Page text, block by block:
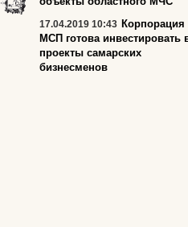
17.04.2019 10:43 Корпорация
МСП готова инвестировать
проекты самарских
бизнесменов